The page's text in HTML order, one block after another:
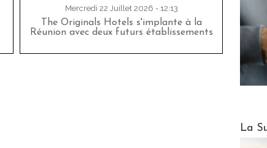
Mercredi 22 Juillet 2026 - 12:13
The Originals Hotels s'implante à la
Réunion avec deux futurs établissements
La